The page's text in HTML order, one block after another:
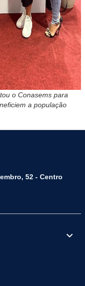
o Conasems para
a população
52 - Centro